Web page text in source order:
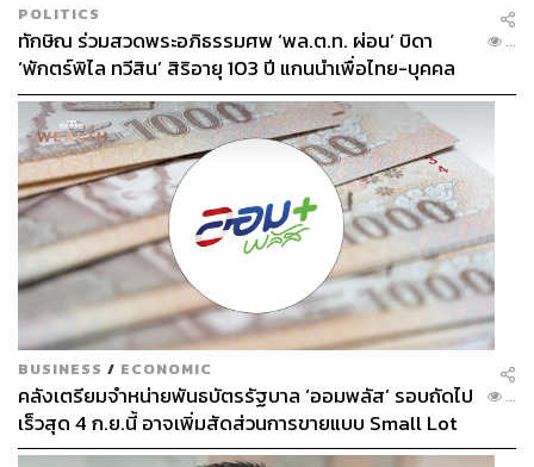
ไม่เพียงแต่อาหารญี่ปุ่นต้นตำรับ และเมนูชุดโกเซ็นเท่านั้น
หากคุณอยากลิ้มรสและสัมผัสประสบการณ์ที่ละเมียดขึ้น ขอ
แนะนำว่าสาขาศูนย์การประชุมแห่งชาติสิริกิติ์นี้เขายังเสิร์ฟ
เมนูชุดไคเซกิ (Kaiseki) ซึ่งเป็นวัฒนธรรมอาหารชั้นสูงของ
ญี่ปุ่น โดยหัวใจสำคัญอยู่ที่การคัดสรรและเลือกใช้วัตถุดิบ
ตามฤดูกาล ประกอบกับการปรุงแต่งและจัดเสิร์ฟอย่าง
ประณีต เป็นลำดับขั้นตอน ซึ่งอาหารญี่ปุ่นไคเซกินั้นยึดหลัก
‘ข้าว 3 น้ำ 1’ ตามธรรมเนียมอาหารการกินของญี่ปุ่น
ประกอบด้วย ข้าว กับข้าวหลัก (มักเป็นเนื้อสัตว์ต่างๆ) กับข้าว
รอง (มักเป็นผัก) และน้ำซุป รวมถึงผักดอง อ้อ…ลืมบอกไปว่า
เพราะด้วยความพิเศษเช่นนี้เอง สำหรับลูกค้าที่สั่งอาหารชุด
ไคเซกิ จะได้รับการเชื้อเชิญให้เข้าไปนั่งในห้องพิเศษ ที่มอง
เห็นวิวทะเลสาบของสวนเบญจกิติ
POLITICS
ทักษิณ ร่วมสวดพระอภิธรรมศพ ‘พล.ต.ท. ผ่อน’ บิดา
‘พักตร์พิไล ทวีสิน’ สิริอายุ 103 ปี แกนนำเพื่อไทย-บุคคล
หลากวงการร่วมอาลัย
...
BUSINESS / ECONOMIC
คลังเตรียมจำหน่ายพันธบัตรรัฐบาล ‘ออมพลัส’ รอบถัดไป
เร็วสุด 4 ก.ย.นี้ อาจเพิ่มสัดส่วนการขายแบบ Small Lot
First มากขึ้น
...